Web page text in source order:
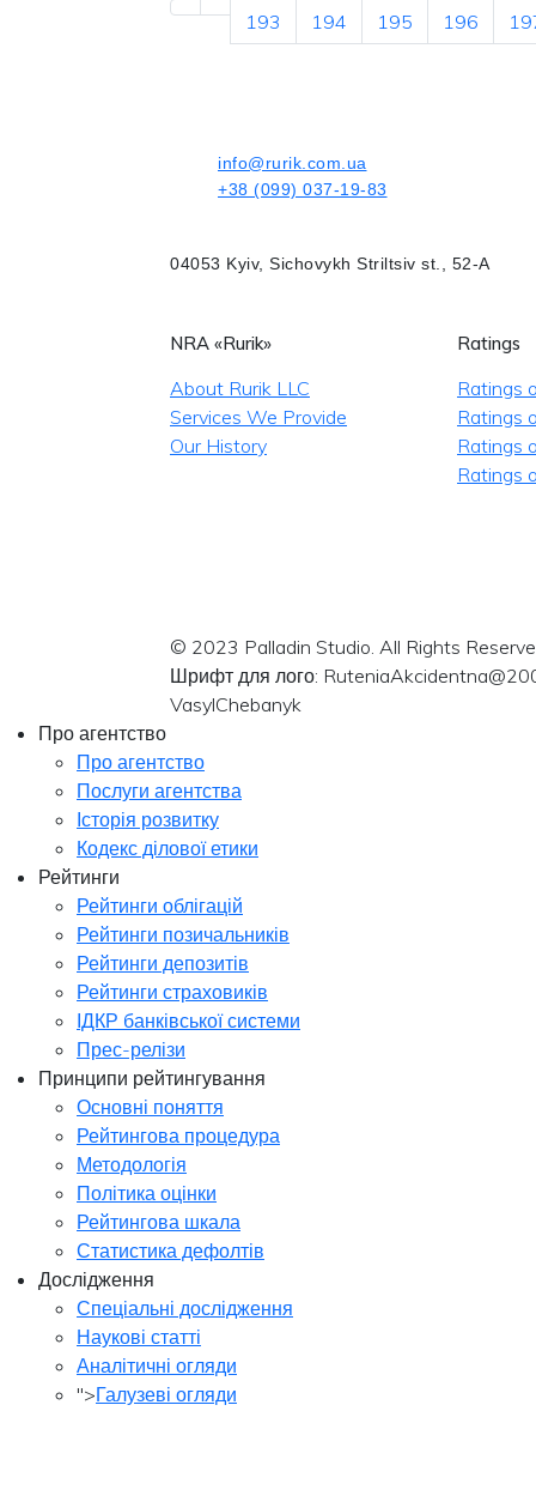
193 194 195 196
info@rurik.com.ua
+38 (099) 037-19-83
04053 Kyiv, Sichovykh Striltsiv st., 52-A
NRA «Rurik»
About Rurik LLC
Services We Provide
Our History
Ratings
Ratings
Ratings
Ratings
Ratings
© 2023 Palladin Studio. All Rights
Шрифт для лого:
VasylChebanyk
Про агентство
Про агентство
Послуги агентства
Історія розвитку
Кодекс ділової етики
Рейтинги
Рейтинги облігацій
Рейтинги позичальників
Рейтинги депозитів
Рейтинги страховиків
ІДКР банківської системи
Прес-релізи
Принципи рейтингування
Основні поняття
Рейтингова процедура
Методологія
Політика оцінки
Рейтингова шкала
Статистика дефолтів
Дослідження
Спеціальні дослідження
Наукові статті
Аналітичні огляди
">Галузеві огляди